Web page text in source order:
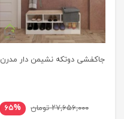
جاکفشی دوتکه نشیمن دار مدرن
۲۷,۶۵۶,۰۰۰ تومان
۶۵%